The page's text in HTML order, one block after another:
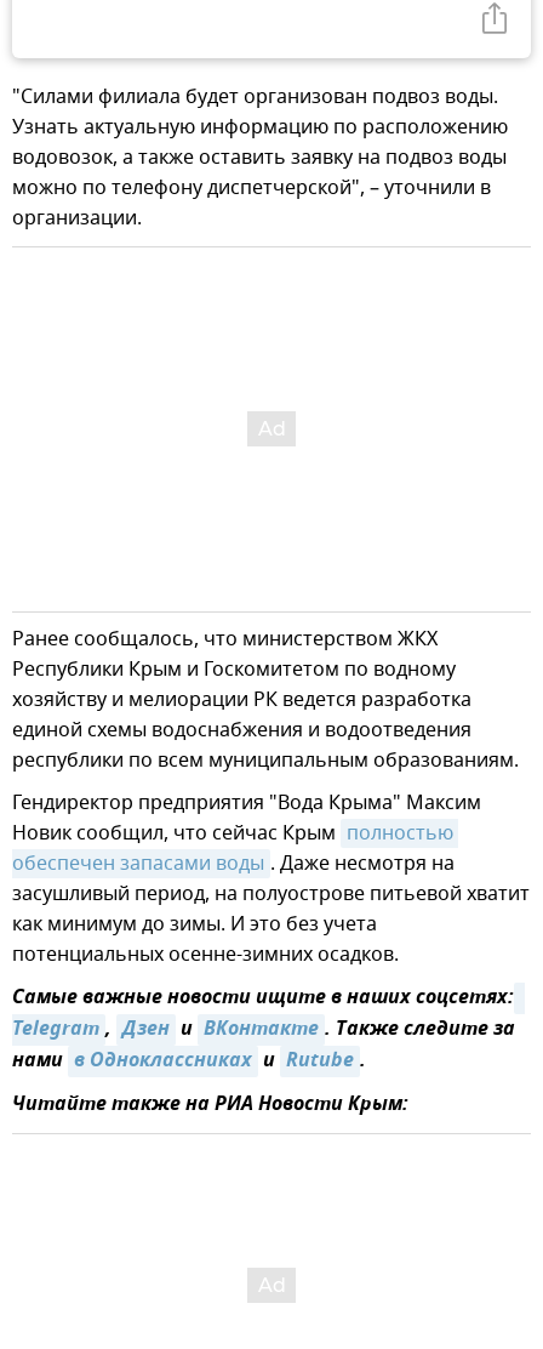
"Силами филиала будет организован подвоз воды.
Узнать актуальную информацию по расположению
водовозок, а также оставить заявку на подвоз воды
можно по телефону диспетчерской", – уточнили в
организации.
Ранее сообщалось, что министерством ЖКХ
Республики Крым и Госкомитетом по водному
хозяйству и мелиорации РК ведется разработка
единой схемы водоснабжения и водоотведения
республики по всем муниципальным образованиям.
Гендиректор предприятия "Вода Крыма" Максим
Новик сообщил, что сейчас Крым полностью
обеспечен запасами воды . Даже несмотря на
засушливый период, на полуострове питьевой хватит
как минимум до зимы. И это без учета
потенциальных осенне-зимних осадков.
Самые важные новости ищите в наших соцсетях:
Telegram, Дзен и ВКонтакте. Также следите за
нами в Одноклассниках и Rutube.
Читайте также на РИА Новости Крым: